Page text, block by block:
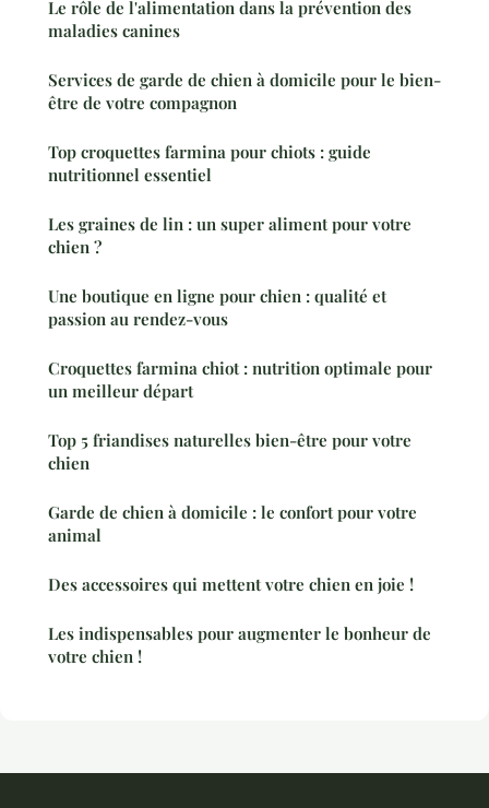
Le rôle de l'alimentation dans la prévention des
maladies canines
Services de garde de chien à domicile pour le bien-
être de votre compagnon
Top croquettes farmina pour chiots : guide
nutritionnel essentiel
Les graines de lin : un super aliment pour votre
chien ?
Une boutique en ligne pour chien : qualité et
passion au rendez-vous
Croquettes farmina chiot : nutrition optimale pour
un meilleur départ
Top 5 friandises naturelles bien-être pour votre
chien
Garde de chien à domicile : le confort pour votre
animal
Des accessoires qui mettent votre chien en joie !
Les indispensables pour augmenter le bonheur de
votre chien !